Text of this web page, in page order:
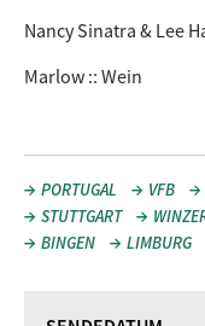
Nancy Sinatra & Lee
Marlow :: Wein
PORTUGAL VFB
STUTTGART
BINGEN
LIMBURG